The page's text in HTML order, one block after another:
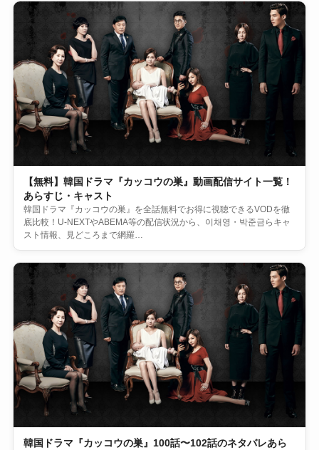
【無料】韓国ドラマ『カッコウの巣』動画配信サイト一覧！
あらすじ・キャスト
韓国ドラマ『カッコウの巣』を全話無料でお得に視聴できるVODを徹
底比較！U-NEXTやABEMA等の配信状況から、이채영・박준금らキャ
スト情報、見どころまで網羅…
韓国ドラマ『カッコウの巣』100話〜102話のネタバレあら